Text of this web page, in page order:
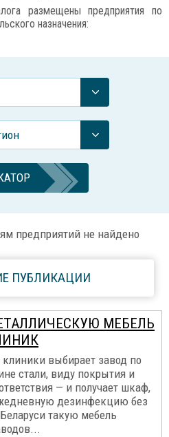
размещены предприятия по
назначения:
предприятий не найдено
ПУБЛИКАЦИИ
МЕБЕЛЬ
выбирает завод по
стали, виду покрытия и
— и получает шкаф,
дезинфекцию без
такую мебель